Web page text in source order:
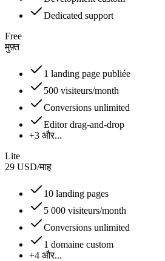
Dedicated support
Free
मुफ़्त
1 landing page publiée
500 visiteurs/month
Conversions unlimited
Editor drag-and-drop
+3 और...
Lite
29 USD/माह
10 landing pages
5 000 visiteurs/month
Conversions unlimited
1 domaine custom
+4 और...